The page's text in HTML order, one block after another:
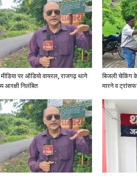
पर ऑडियो वायरल, राजगढ़ थाने
आरक्षी निलंबित
बिजली चेकिंग
मारने व